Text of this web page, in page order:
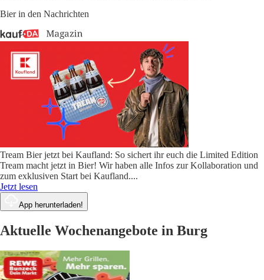
Bier in den Nachrichten
Tream Bier jetzt bei Kaufland: So sichert ihr euch die Limited Edition
Tream macht jetzt in Bier! Wir haben alle Infos zur Kollaboration und
zum exklusiven Start bei Kaufland....
Jetzt lesen
App herunterladen!
Aktuelle Wochenangebote in Burg